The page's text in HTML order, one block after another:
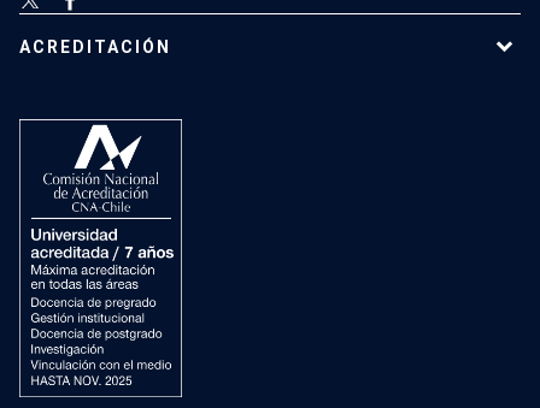
ACREDITACIÓN